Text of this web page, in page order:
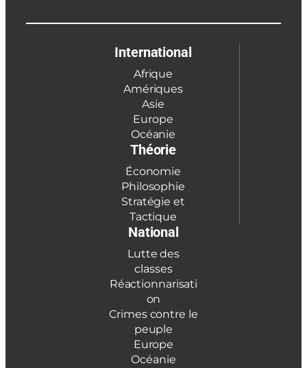
International
Afrique
Amériques
Asie
Europe
Océanie
Théorie
Économie
Philosophie
Stratégie et
Tactique
National
Lutte des
classes
Réactionnarisati
on
Crimes contre le
peuple
Europe
Océanie